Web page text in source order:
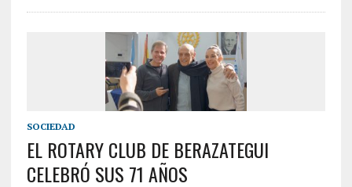
SOCIEDAD
EL ROTARY CLUB DE BERAZATEGUI
CELEBRÓ SUS 71 AÑOS